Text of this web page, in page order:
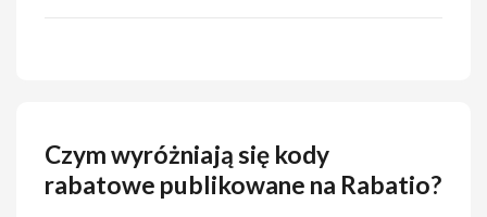
Czym wyróżniają się kody
rabatowe publikowane na Rabatio?